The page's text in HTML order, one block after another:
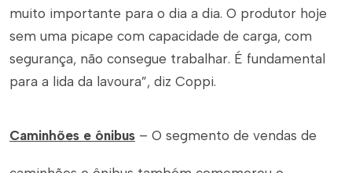
muito importante para o dia a dia. O produtor hoje
sem uma picape com capacidade de carga, com
segurança, não consegue trabalhar. É fundamental
para a lida da lavoura”, diz Coppi.
Caminhões e ônibus – O segmento de vendas de